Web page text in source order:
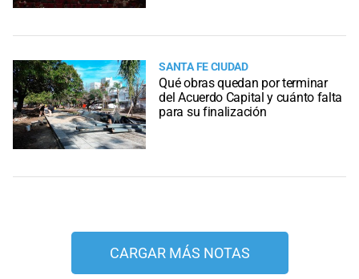
SANTA FE CIUDAD
Qué obras quedan por terminar
del Acuerdo Capital y cuánto falta
para su finalización
CARGAR MÁS NOTAS